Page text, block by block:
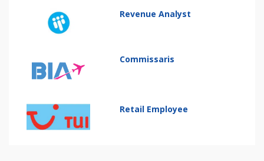
Revenue Analyst
Commissaris
Retail Employee